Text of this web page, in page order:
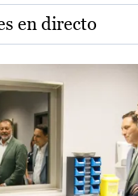
en directo